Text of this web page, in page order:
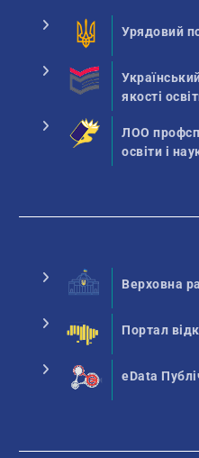
Урядовий
якості
ЛОО
освіти і
Верховна
Портал
eData